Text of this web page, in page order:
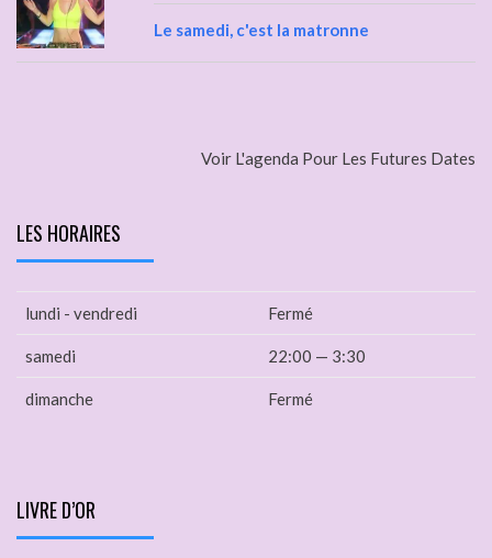
Le samedi, c'est la matronne
Voir L'agenda Pour Les Futures Dates
LES HORAIRES
lundi - vendredi Fermé
samedi 22:00 — 3:30
dimanche Fermé
LIVRE D’OR